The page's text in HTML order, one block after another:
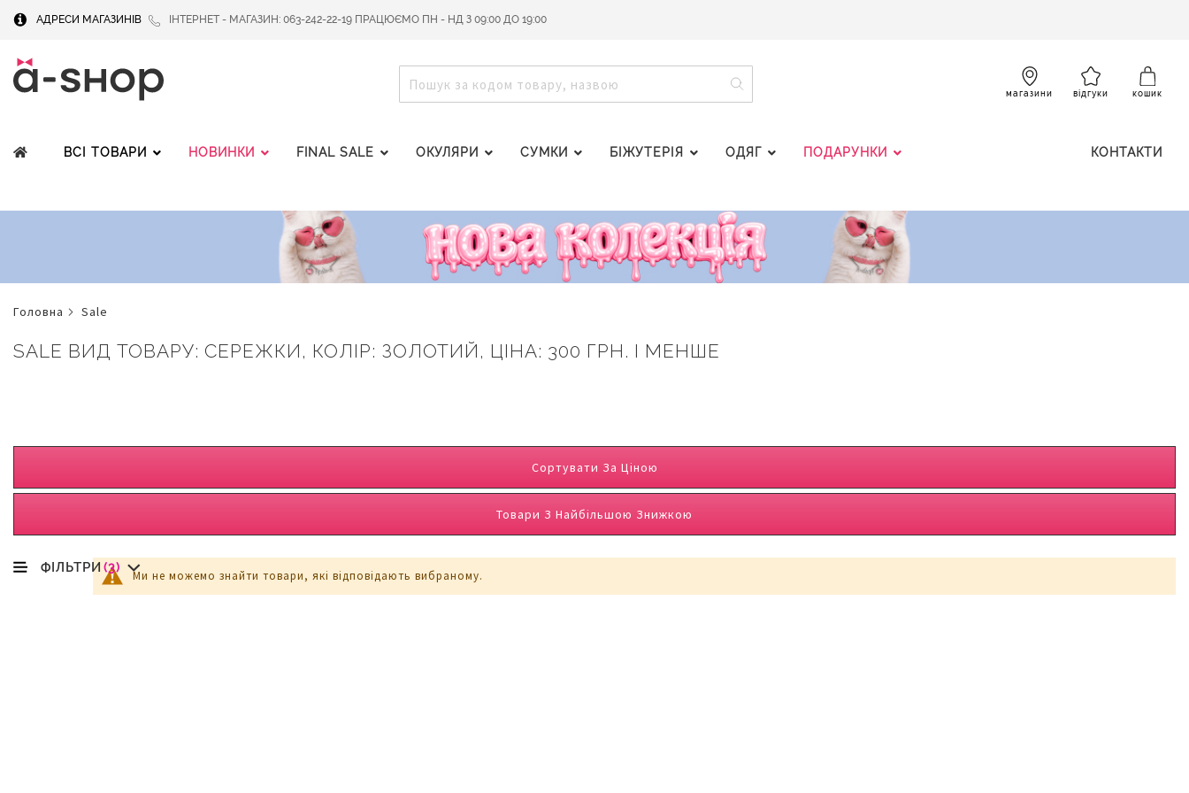
АДРЕСИ МАГАЗИНІВ ІНТЕРНЕТ - МАГАЗИН: 063-242-22-19 ПРАЦЮЄМО ПН - НД З 09:00 ДО 19:00
ПОШУК
магазини відгуки кошик
ВСІ ТОВАРИ НОВИНКИ FINAL SALE ОКУЛЯРИ СУМКИ БІЖУТЕРІЯ ОДЯГ ПОДАРУНКИ КОНТАКТИ
головна sale
SALE ВИД ТОВАРУ: СЕРЕЖКИ, КОЛІР: ЗОЛОТИЙ, ЦІНА: 300 ГРН. І МЕНШЕ
Сортувати За Ціною
Товари З Найбільшою Знижкою
Ми не можемо знайти товари, які відповідають вибраному.
ФІЛЬТРИ (3)